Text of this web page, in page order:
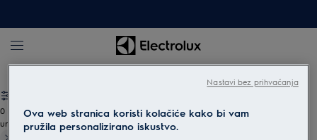
0
undefined
Ova web stranica koristi kolačiće kako bi vam
pružila personalizirano iskustvo.
Nastavi bez prihvaćanja